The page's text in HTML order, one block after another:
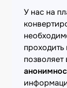
У нас на